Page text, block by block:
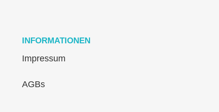
INFORMATIONEN
Impressum
AGBs